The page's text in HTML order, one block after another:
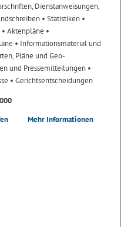
Dienstanweisungen,
• Statistiken •
• Aktenpläne •
• Informationsmaterial und
Pläne und Geo-
und Pressemitteilungen •
• Gerichtsentscheidungen
Mehr Informationen